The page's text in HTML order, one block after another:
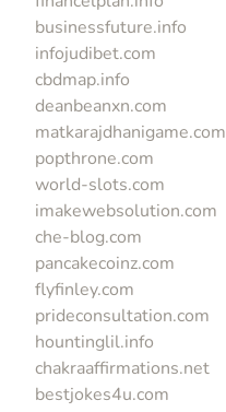
businessfuture.info
infojudibet.com
cbdmap.info
deanbeanxn.com
matkarajdhanigame.com
popthrone.com
world-slots.com
imakewebsolution.com
che-blog.com
pancakecoinz.com
flyfinley.com
prideconsultation.com
hountinglil.info
chakraaffirmations.net
bestjokes4u.com